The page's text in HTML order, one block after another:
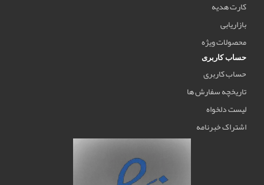
کارت هدیه
بازاریابی
محصولات ویژه
حساب کاربری
حساب کاربری
تاریخچه سفارش ها
لیست دلخواه
اشتراک خبرنامه